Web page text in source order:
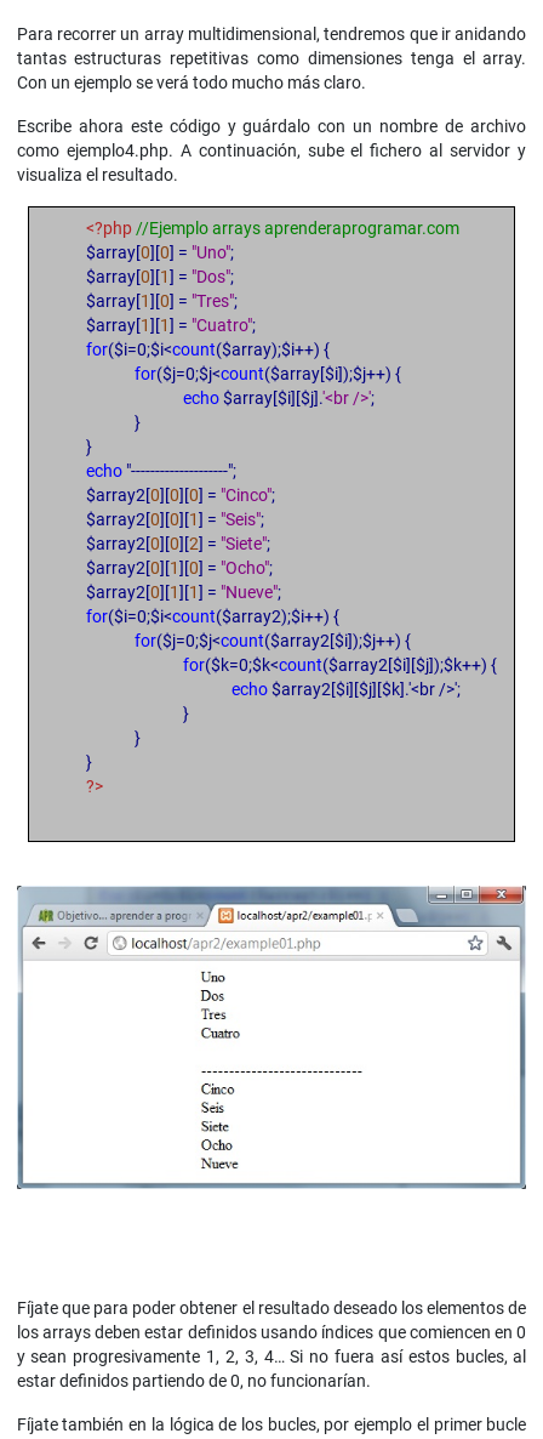
Para recorrer un array multidimensional, tendremos que ir anidando
tantas estructuras repetitivas como dimensiones tenga el array.
Con un ejemplo se verá todo mucho más claro.
Escribe ahora este código y guárdalo con un nombre de archivo
como ejemplo4.php. A continuación, sube el fichero al servidor y
visualiza el resultado.
<?php//Ejemplo arrays aprenderaprogramar.com
$array[0][0] = "Uno";
$array[0][1] = "Dos";
$array[1][0] = "Tres";
$array[1][1] = "Cuatro";
for($i=0;$i<count($array);$i++) {
for($j=0;$j<count($array[$i]);$j++) {
echo$array[$i][$j].'<br />';
}
}
echo "--------------------";
$array2[0][0][0] = "Cinco";
$array2[0][0][1] = "Seis";
$array2[0][0][2] = "Siete";
$array2[0][1][0] = "Ocho";
$array2[0][1][1] = "Nueve";
for($i=0;$i<count($array2);$i++) {
for($j=0;$j<count($array2[$i]);$j++) {
for($k=0;$k<count($array2[$i][$j]);$k++) {
echo$array2[$i][$j][$k].'<br />';
}
}
}
?>
Fíjate que para poder obtener el resultado deseado los elementos de
los arrays deben estar definidos usando índices que comiencen en 0
y sean progresivamente 1, 2, 3, 4… Si no fuera así estos bucles, al
estar definidos partiendo de 0, no funcionarían.
Fíjate también en la lógica de los bucles, por ejemplo el primer bucle